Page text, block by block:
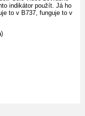
indikátor použít. Já ho
to v B737, funguje to v
)